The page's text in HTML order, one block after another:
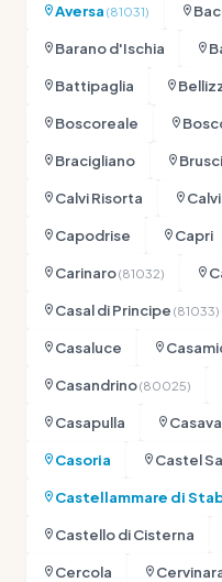
Aversa (81031)
Barano d'Ischia
Battipaglia
Boscoreale
Bracigliano
Calvi Risorta
Capodrise
Capri
Carinaro(81032)
Casal di Principe (81033)
Casaluce
Casandrino(80025)
Casapulla
Casoria Castel
Castellammare di
Castello di Cisterna
Cercola